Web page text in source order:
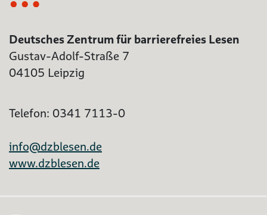
Deutsches Zentrum für barrierefreies Lesen
Gustav-Adolf-Straße 7
04105 Leipzig
Telefon: 0341 7113-0
info@dzblesen.de
www.dzblesen.de